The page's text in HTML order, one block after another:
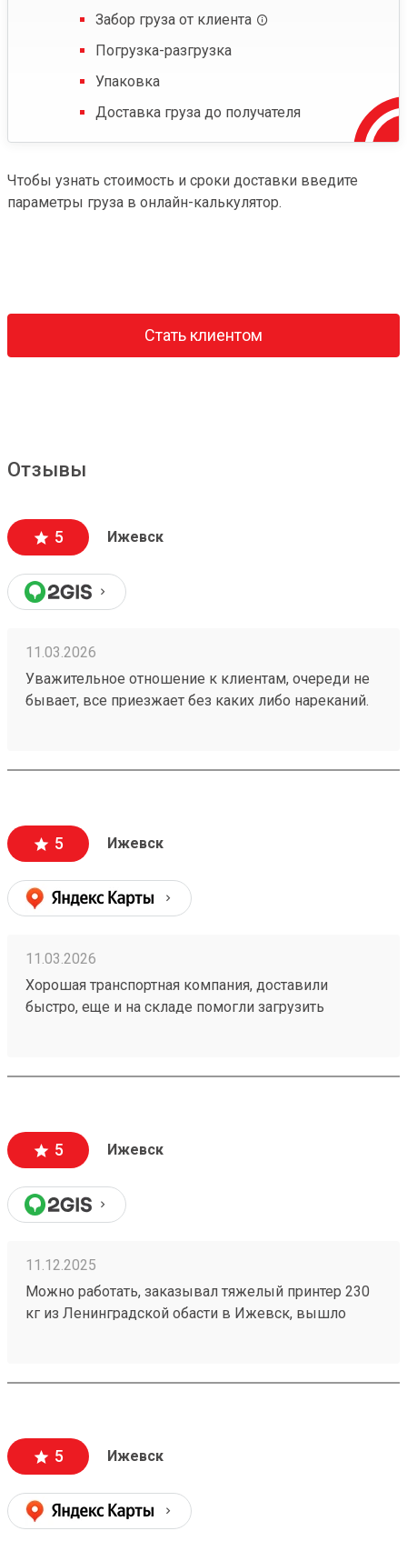
Забор груза от клиента
Погрузка-разгрузка
Упаковка
Доставка груза до получателя
Чтобы узнать стоимость и сроки доставки введите
параметры груза в онлайн-калькулятор.
Стать клиентом
Отзывы
5 Ижевск
11.03.2026
Уважительное отношение к клиентам, очереди не
бывает, все приезжает без каких либо нареканий.
Заказ 260192175
5 Ижевск
11.03.2026
Хорошая транспортная компания, доставили
быстро, еще и на складе помогли загрузить
5 Ижевск
11.12.2025
Можно работать, заказывал тяжелый принтер 230
кг из Ленинградской обасти в Ижевск, вышло
(250627220)
5 Ижевск